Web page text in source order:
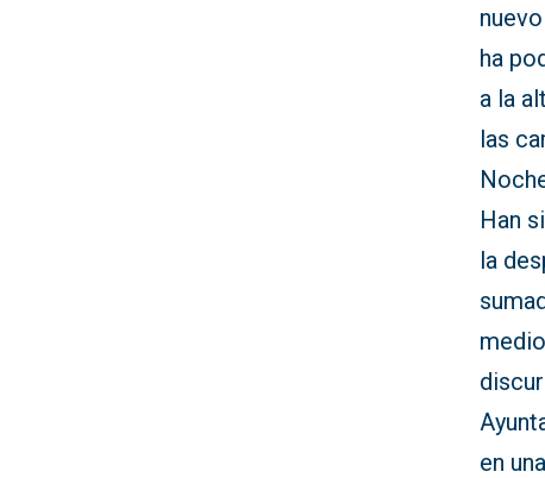
ha
a la
las
Han
la
en